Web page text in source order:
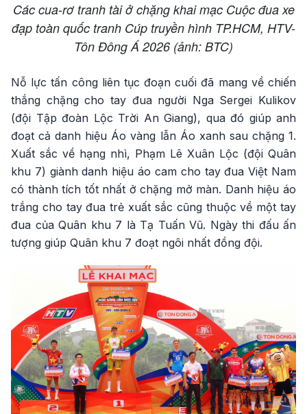
Các cua-rơ tranh tài ở chặng khai mạc Cuộc đua xe
đạp toàn quốc tranh Cúp truyền hình TP.HCM, HTV-
Tôn Đông Á 2026 (ảnh: BTC)
Nỗ lực tấn công liên tục đoạn cuối đã mang về chiến
thắng chặng cho tay đua người Nga Sergei Kulikov
(đội Tập đoàn Lộc Trời An Giang), qua đó giúp anh
đoạt cả danh hiệu Áo vàng lẫn Áo xanh sau chặng 1.
Xuất sắc về hạng nhì, Phạm Lê Xuân Lộc (đội Quân
khu 7) giành danh hiệu áo cam cho tay đua Việt Nam
có thành tích tốt nhất ở chặng mở màn. Danh hiệu áo
trắng cho tay đua trẻ xuất sắc cũng thuộc về một tay
đua của Quân khu 7 là Tạ Tuấn Vũ. Ngày thi đấu ấn
tượng giúp Quân khu 7 đoạt ngôi nhất đồng đội.